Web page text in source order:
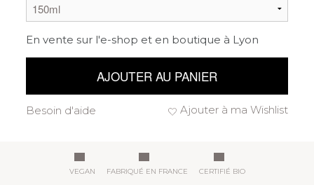
En vente sur l'e-shop et en boutique à Lyon
AJOUTER AU PANIER
Ajouter à ma Wishlist
Besoin d'aide
VEGAN FABRIQUÉ EN FRANCE CERTIFIÉ BIO